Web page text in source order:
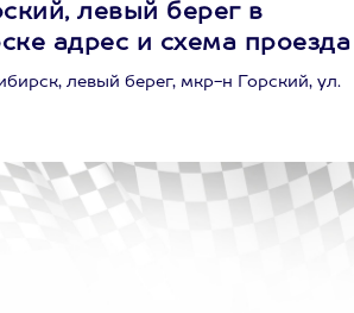
левый берег в
адрес и схема проезда
левый берег, мкр-н Горский, ул.